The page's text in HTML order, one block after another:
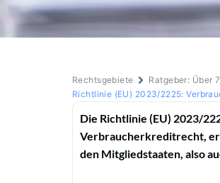
Rechtsgebiete Ratgeber: Über
Richtlinie (EU) 2023/2225:
Die Richtlinie (EU) 2023/
Verbraucherkreditrecht,
den Mitgliedstaaten, also